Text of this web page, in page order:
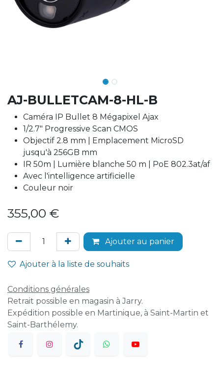
AJ-BULLETCAM-8-HL-B
Caméra IP Bullet 8 Mégapixel Ajax
1/2.7" Progressive Scan CMOS
Objectif 2.8 mm | Emplacement MicroSD
jusqu'à 256GB mm
IR 50m | Lumière blanche 50 m | PoE 802.3at/af
Avec l'intelligence artificielle
Couleur noir
355,00 €
Ajouter au panier
Ajouter à la liste de souhaits
Conditions générales
Retrait possible en magasin à Jarry.
Expédition possible en Martinique, à Saint-Martin et
Saint-Barthélemy.